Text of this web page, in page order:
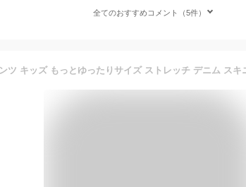
全てのおすすめコメント（5件）